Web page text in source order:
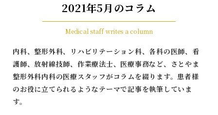
2021年5月のコラム
Medical staff writes a column
内科、整形外科、リハビリテーション科、各科の医師、看
護師、放射線技師、作業療法士、医療事務など、さとやま
整形外科内科の医療スタッフがコラムを綴ります。患者様
のお役に立てられるようなテーマで記事を執筆していま
す。